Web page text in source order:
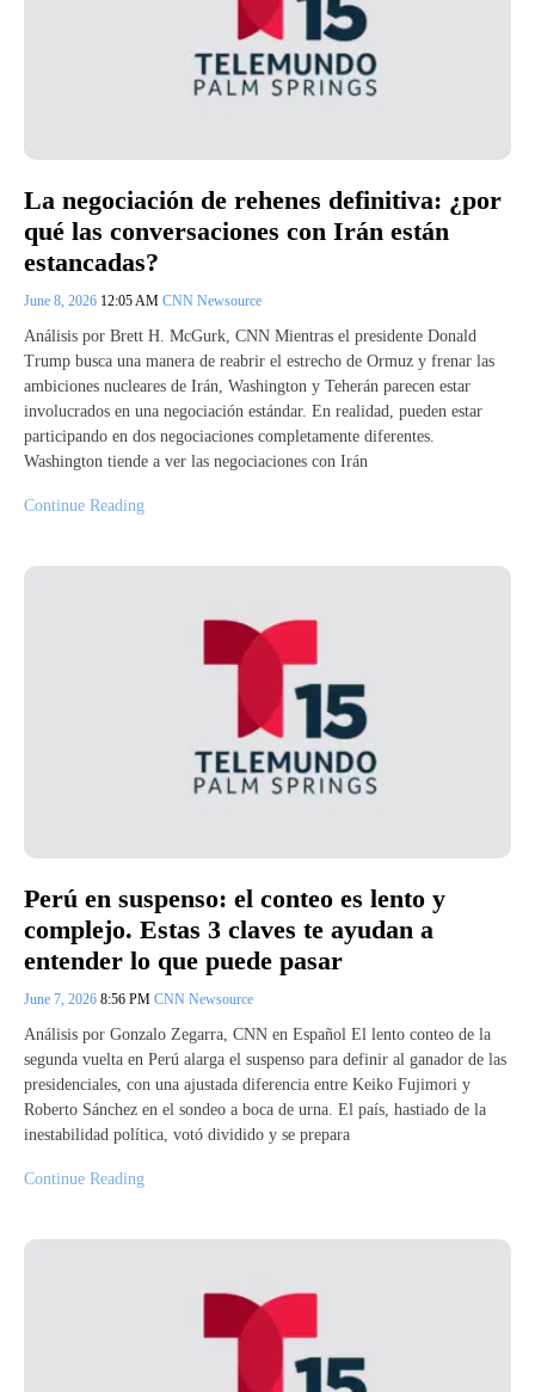
La negociación de rehenes definitiva: ¿por
qué las conversaciones con Irán están
estancadas?
June 8, 2026 12:05 AM CNN Newsource
Análisis por Brett H. McGurk, CNN Mientras el presidente Donald
Trump busca una manera de reabrir el estrecho de Ormuz y frenar las
ambiciones nucleares de Irán, Washington y Teherán parecen estar
involucrados en una negociación estándar. En realidad, pueden estar
participando en dos negociaciones completamente diferentes.
Washington tiende a ver las negociaciones con Irán
Continue Reading
Perú en suspenso: el conteo es lento y
complejo. Estas 3 claves te ayudan a
entender lo que puede pasar
June 7, 2026 8:56 PM CNN Newsource
Análisis por Gonzalo Zegarra, CNN en Español El lento conteo de la
segunda vuelta en Perú alarga el suspenso para definir al ganador de las
presidenciales, con una ajustada diferencia entre Keiko Fujimori y
Roberto Sánchez en el sondeo a boca de urna. El país, hastiado de la
inestabilidad política, votó dividido y se prepara
Continue Reading